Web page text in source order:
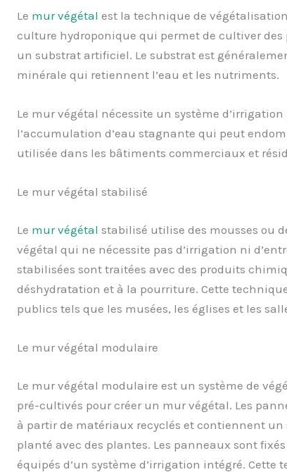
Le mur végétal est la technique de
culture hydroponique qui permet de cultiver
un substrat artificiel. Le substrat est
minérale qui retiennent l’eau et les nutriments.
Le mur végétal nécessite un système
l’accumulation d’eau stagnante qui peut
utilisée dans les bâtiments commerciaux et
Le mur végétal stabilisé
Le mur végétal stabilisé utilise des mousses ou
végétal qui ne nécessite pas d’irrigation ni
stabilisées sont traitées avec des produits
déshydratation et à la pourriture. Cette
publics tels que les musées, les églises et les
Le mur végétal modulaire
Le mur végétal modulaire est un système de
pré-cultivés pour créer un mur végétal. Les
à partir de matériaux recyclés et contiennent
planté avec des plantes. Les panneaux sont
équipés d’un système d’irrigation intégré.